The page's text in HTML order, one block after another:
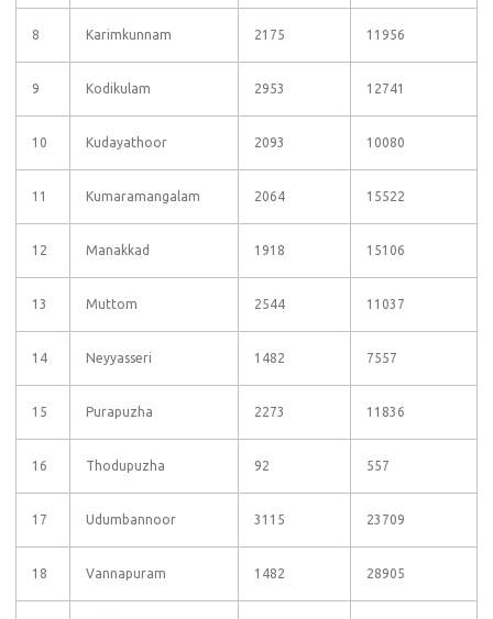
8 Karimkunnam 2175 11956
9 Kodikulam 2953 12741
10 Kudayathoor 2093 10080
11 Kumaramangalam 2064 15522
12 Manakkad 1918 15106
13 Muttom 2544 11037
14 Neyyasseri 1482 7557
15 Purapuzha 2273 11836
16 Thodupuzha 92 557
17 Udumbannoor 3115 23709
18 Vannapuram 1482 28905